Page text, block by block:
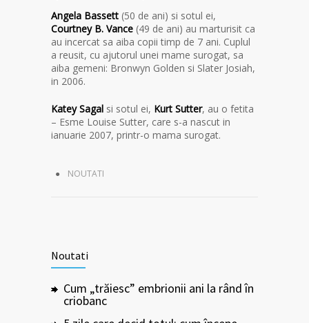
Angela Bassett (50 de ani) si sotul ei,
Courtney B. Vance (49 de ani) au marturisit ca
au incercat sa aiba copii timp de 7 ani. Cuplul
a reusit, cu ajutorul unei mame surogat, sa
aiba gemeni: Bronwyn Golden si Slater Josiah,
in 2006.
Katey Sagal si sotul ei, Kurt Sutter, au o fetita
– Esme Louise Sutter, care s-a nascut in
ianuarie 2007, printr-o mama surogat.
NOUTATI
Noutati
Cum „trăiesc” embrionii ani la rând în
criobanc